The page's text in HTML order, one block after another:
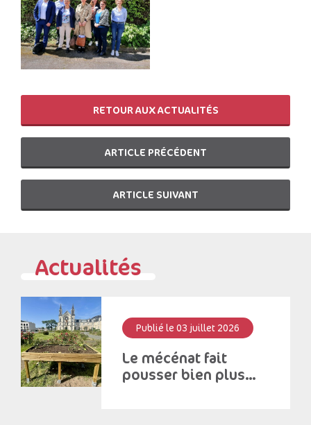
RETOUR AUX ACTUALITÉS
ARTICLE PRÉCÉDENT
ARTICLE SUIVANT
Actualités
Publié le 03 juillet 2026
Le mécénat fait
pousser bien plus